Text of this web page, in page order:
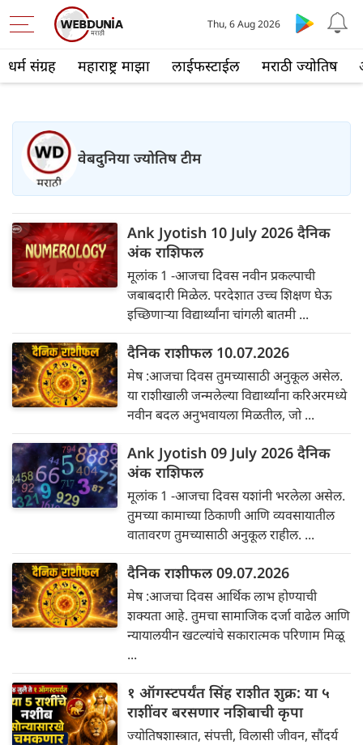
धर्म संग्रह महाराष्ट्र माझा लाईफस्टाईल मराठी ज्योतिष
Thu, 6 Aug 2026
वेबदुनिया ज्योतिष टीम
Ank Jyotish 10 July 2026 दैनिक
अंक राशिफल
मूलांक 1 -आजचा दिवस नवीन प्रकल्पाची
जबाबदारी मिळेल. परदेशात उच्च शिक्षण घेऊ
इच्छिणाऱ्या विद्यार्थ्यांना चांगली बातमी ...
दैनिक राशीफल 10.07.2026
मेष :आजचा दिवस तुमच्यासाठी अनुकूल असेल.
या राशीखाली जन्मलेल्या विद्यार्थ्यांना करिअरमध्ये
नवीन बदल अनुभवायला मिळतील, जो ...
Ank Jyotish 09 July 2026 दैनिक
अंक राशिफल
मूलांक 1 -आजचा दिवस यशांनी भरलेला असेल.
तुमच्या कामाच्या ठिकाणी आणि व्यवसायातील
वातावरण तुमच्यासाठी अनुकूल राहील. ...
दैनिक राशीफल 09.07.2026
मेष :आजचा दिवस आर्थिक लाभ होण्याची
शक्यता आहे. तुमचा सामाजिक दर्जा वाढेल आणि
न्यायालयीन खटल्यांचे सकारात्मक परिणाम मिळू
...
१ ऑगस्टपर्यंत सिंह राशीत शुक्र: या ५
राशींवर बरसणार नशिबाची कृपा
ज्योतिषशास्त्रात, संपत्ती, विलासी जीवन, सौंदर्य